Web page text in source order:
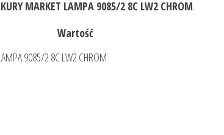
MARKET LAMPA 9085/2 8C LW2 CHROM.
Wartość
9085/2 8C LW2 CHROM